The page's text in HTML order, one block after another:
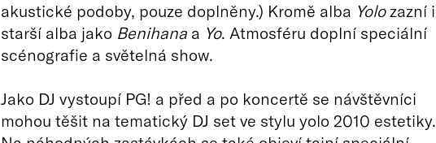
akustické podoby, pouze doplněny.) Kromě alba Yolozazní i
starší alba jako Benihanaa Yo. Atmosféru doplní speciální
scénografie a světelná show.
Jako DJ vystoupí PG! a před a po koncertě se návštěvníci
mohou těšit na tematický DJ set ve stylu yolo 2010 estetiky.